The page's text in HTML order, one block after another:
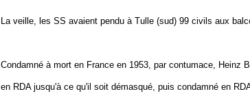
La veille, les SS avaient pendu à Tulle (sud) 99 civils aux
Condamné à mort en France en 1953, par contumace, Heinz
en RDA jusqu'à ce qu'il soit démasqué, puis condamné en